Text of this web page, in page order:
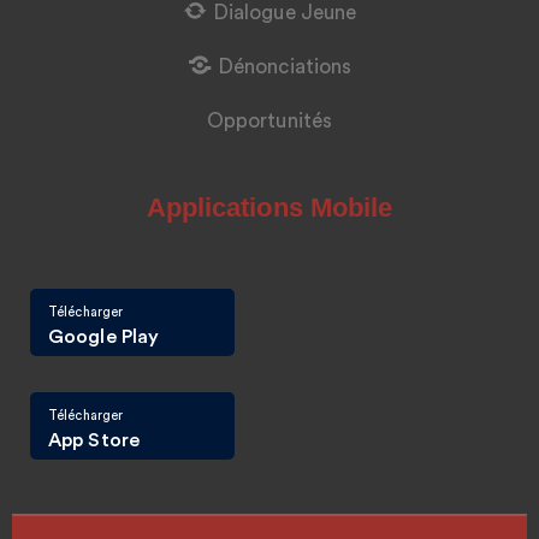
Dialogue Jeune
Dénonciations
Opportunités
Applications Mobile
Télécharger
Google Play
Télécharger
App Store